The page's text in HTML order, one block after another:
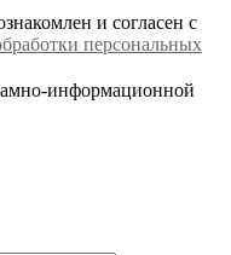
и согласен с
персональных
информационной